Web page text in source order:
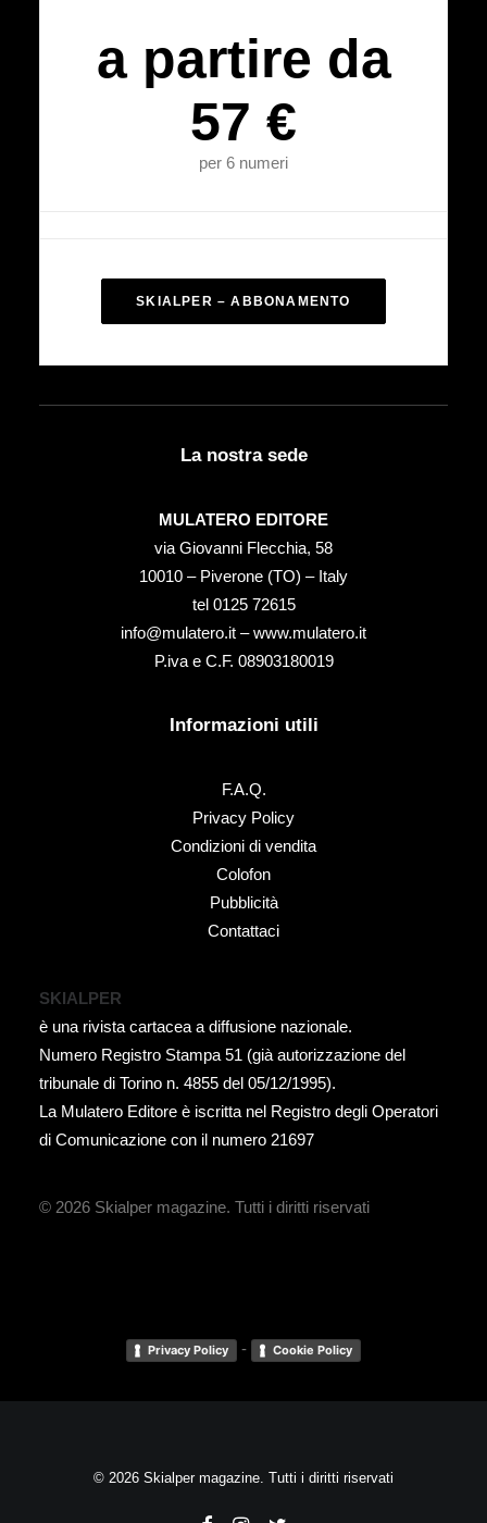
a partire da
57 €
per 6 numeri
SKIALPER – ABBONAMENTO
La nostra sede
MULATERO EDITORE
via Giovanni Flecchia, 58
10010 – Piverone (TO) – Italy
tel ‭0125 72615‬
info@mulatero.it –www.mulatero.it
P.iva e C.F. 08903180019
Informazioni utili
F.A.Q.
Privacy Policy
Condizioni di vendita
Colofon
Pubblicità
Contattaci
SKIALPER
è una rivista cartacea a diffusione nazionale.
Numero Registro Stampa 51 (già autorizzazione del
tribunale di Torino n. 4855 del 05/12/1995).
La Mulatero Editore è iscritta nel Registro degli Operatori
di Comunicazione con il numero 21697
© 2026 Skialper magazine. Tutti i diritti riservati
Privacy Policy - Cookie Policy
© 2026 Skialper magazine. Tutti i diritti riservati